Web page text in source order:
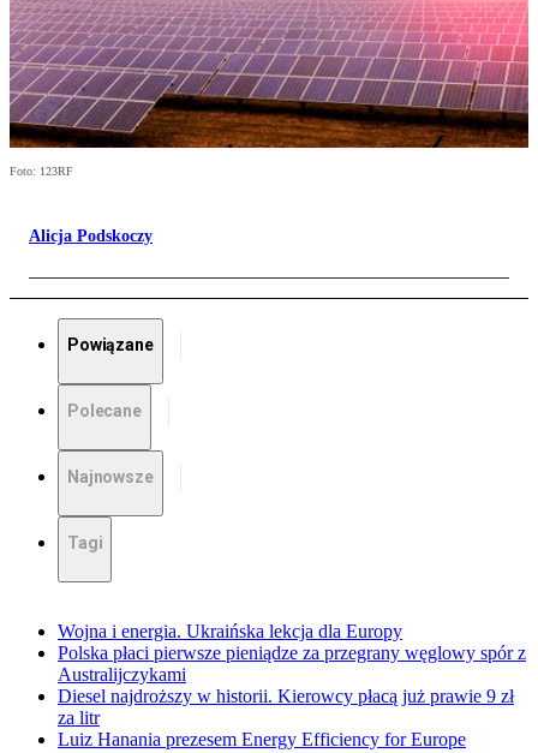
Foto: 123RF
Alicja Podskoczy
Powiązane
Polecane
Najnowsze
Tagi
Wojna i energia. Ukraińska lekcja dla Europy
Polska płaci pierwsze pieniądze za przegrany węglowy spór z
Australijczykami
Diesel najdroższy w historii. Kierowcy płacą już prawie 9 zł
za litr
Luiz Hanania prezesem Energy Efficiency for Europe